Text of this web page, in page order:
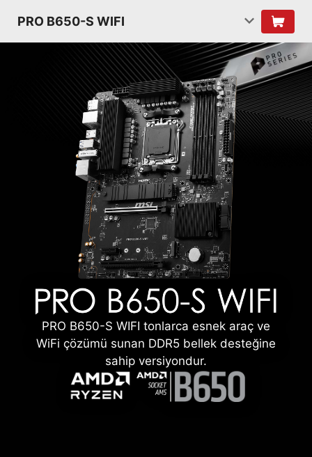
PRO B650-S WIFI
PRO B650-S WIFI tonlarca esnek araç ve
WiFi çözümü sunan DDR5 bellek desteğine
sahip versiyondur.